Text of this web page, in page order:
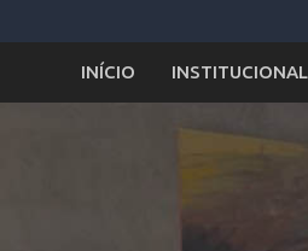
to
INÍCIO INSTITUCIONAL